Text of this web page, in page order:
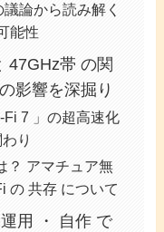
論から読み解く
能性
47GHz帯 の関
影響を深掘り
7 」の超高速化
り
？ アマチュア無
の 共存 について
用 ・ 自作 で